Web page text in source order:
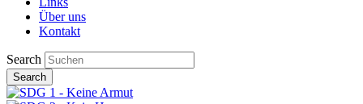
Über uns
Kontakt
Search